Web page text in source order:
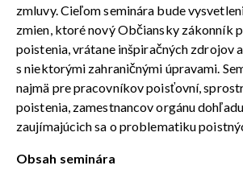
zmluvy. Cieľom seminára bude
zmien, ktoré nový Občiansky zákonník
poistenia, vrátane inšpiračných zdrojov
s niektorými zahraničnými úpravami.
najmä pre pracovníkov poisťovní,
poistenia, zamestnancov orgánu
zaujímajúcich sa o problematiku
Obsah seminára